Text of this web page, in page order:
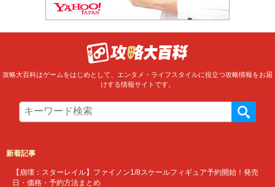
攻略大百科はゲームをはじめとして、エンタメ・ライフスタイルに役立つ攻略情報をお届
けする情報サイトです。
新着記事
【崩壊：スターレイル】ファイノン1/8スケールフィギュア予約開始！発売
日・価格・予約方法まとめ